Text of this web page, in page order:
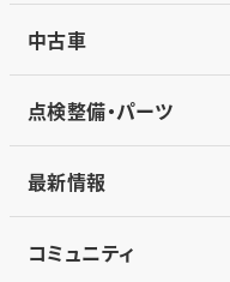
中古車
点検整備・パーツ
最新情報
コミュニティ